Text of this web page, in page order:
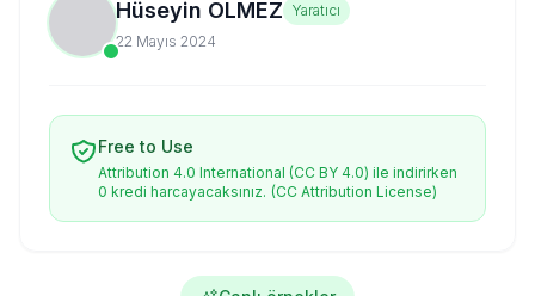
Hüseyin ÖLMEZ Yaratıcı
22 Mayıs 2024
Free to Use
Attribution 4.0 International (CC BY 4.0) ile indirirken
0 kredi harcayacaksınız. (CC Attribution License)